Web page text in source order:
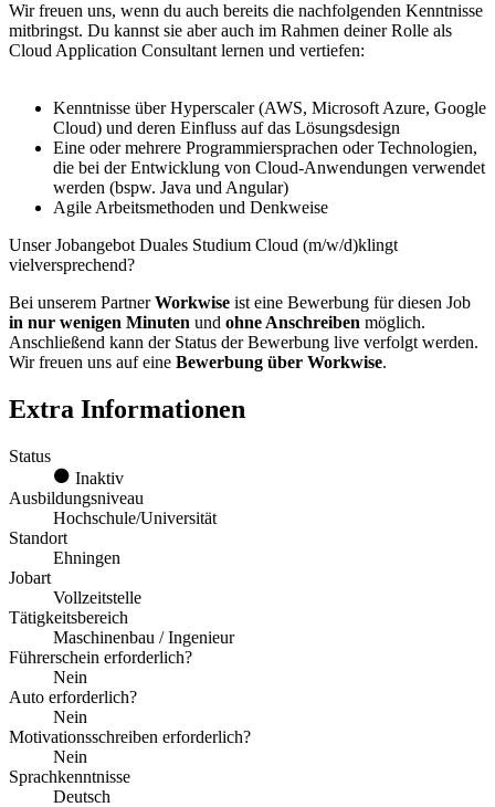
Wir freuen uns, wenn du auch bereits die nachfolgenden Kenntnisse
mitbringst. Du kannst sie aber auch im Rahmen deiner Rolle als
Cloud Application Consultant lernen und vertiefen:
Kenntnisse über Hyperscaler (AWS, Microsoft Azure, Google
Cloud) und deren Einfluss auf das Lösungsdesign
Eine oder mehrere Programmiersprachen oder Technologien,
die bei der Entwicklung von Cloud-Anwendungen verwendet
werden (bspw. Java und Angular)
Agile Arbeitsmethoden und Denkweise
Unser Jobangebot Duales Studium Cloud (m/w/d)klingt
vielversprechend?
Bei unserem PartnerWorkwise ist eine Bewerbung für diesen Job
in nur wenigen Minuten und ohne Anschreiben möglich.
Anschließend kann der Status der Bewerbung live verfolgt werden.
Wir freuen uns auf eine Bewerbung über Workwise.
Extra Informationen
Status
Inaktiv
Ausbildungsniveau
Hochschule/Universität
Standort
Ehningen
Jobart
Vollzeitstelle
Tätigkeitsbereich
Maschinenbau / Ingenieur
Führerschein erforderlich?
Nein
Auto erforderlich?
Nein
Motivationsschreiben erforderlich?
Nein
Sprachkenntnisse
Deutsch